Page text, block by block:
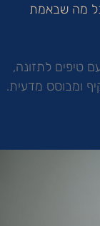
כל מה שבאמת
טיפים לתזונה,
ומבוסס מדעית.